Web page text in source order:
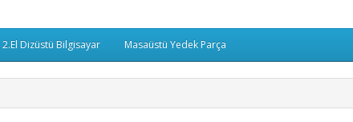
2.El Dizüstü Bilgisayar Masaüstü Yedek Parça